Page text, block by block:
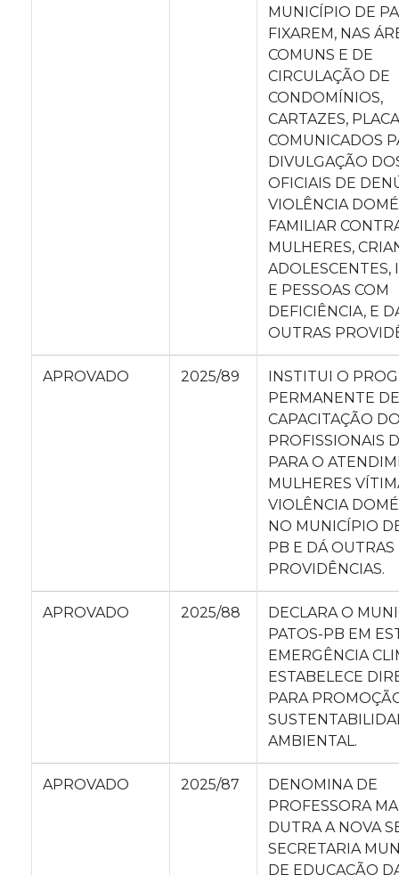
MUNICÍPIO DE
FIXAREM, NAS
COMUNS E DE
CIRCULAÇÃO DE
CONDOMÍNIOS,
CARTAZES,
COMUNICADOS
DIVULGAÇÃO
OFICIAIS DE
VIOLÊNCIA
FAMILIAR
MULHERES,
ADOLESCENTES,
E PESSOAS COM
DEFICIÊNCIA, E
OUTRAS
APROVADO 2025/89
INSTITUI O
PERMANENTE DE
CAPACITAÇÃO
PROFISSIONAIS
PARA O
MULHERES
VIOLÊNCIA
NO MUNICÍPIO
PB E DÁ OUTRAS
PROVIDÊNCIAS.
APROVADO 2025/88
DECLARA O
PATOS-PB EM
EMERGÊNCIA
ESTABELECE
PARA
AMBIENTAL.
APROVADO 2025/87
DENOMINA DE
PROFESSORA
DUTRA A NOVA
SECRETARIA
DE EDUCAÇÃO